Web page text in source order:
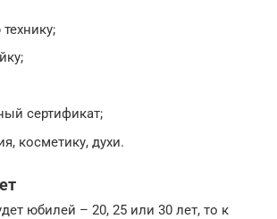
сертификат;
косметику, духи.
юбилей – 20, 25 или 30 лет, то к